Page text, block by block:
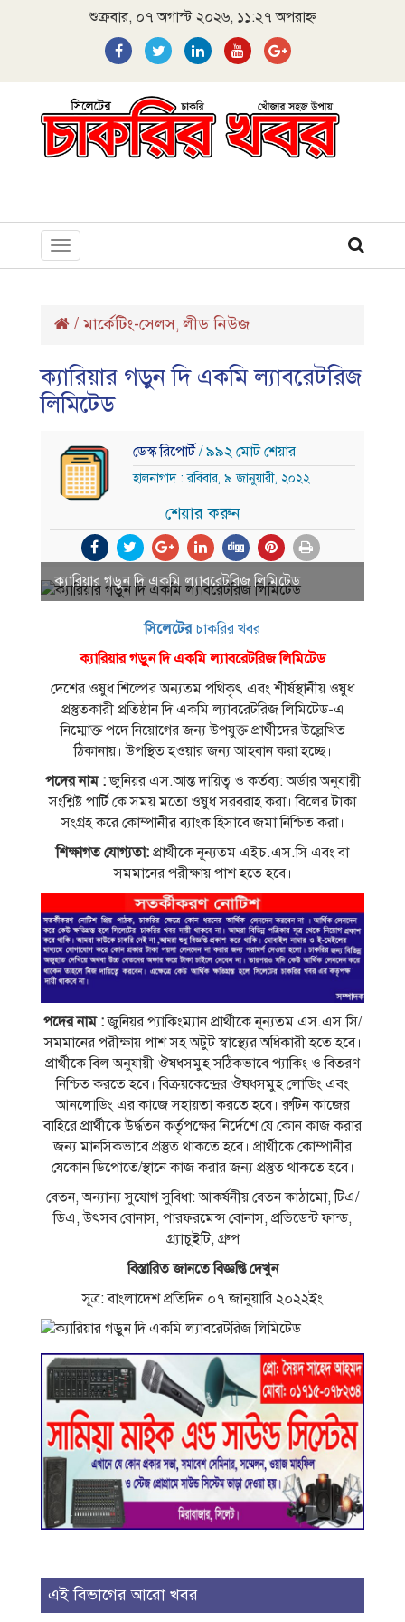
শুক্রবার, ০৭ অগাস্ট ২০২৬, ১১:২৭ অপরাহ্ন
Toggle
navigation
/মার্কেটিং-সেলস,লীড নিউজ
ক্যারিয়ার গড়ুন দি একমি ল্যাবরেটরিজ
লিমিটেড
ডেস্ক রিপোর্ট/ ৯৯২ মোট শেয়ার
হালনাগাদ : রবিবার, ৯ জানুয়ারী, ২০২২
শেয়ার করুন
ক্যারিয়ার গড়ুন দি একমি ল্যাবরেটরিজ লিমিটেড
সিলেটেরচাকরির খবর
ক্যারিয়ার গড়ুন দি একমি ল্যাবরেটরিজ লিমিটেড
দেশের ওষুধ শিল্পের অন্যতম পথিকৃৎ এবং শীর্ষস্থানীয় ওষুধ
প্রস্তুতকারী প্রতিষ্ঠান দি একমি ল্যাবরেটরিজ লিমিটেড-এ
নিম্মােক্ত পদে নিয়ােগের জন্য উপযুক্ত প্রার্থীদের উল্লেখিত
ঠিকানায়। উপস্থিত হওয়ার জন্য আহবান করা হচ্ছে।
পদের নাম :জুনিয়র এস.আন্ত দায়িত্ব ও কর্তব্য: অর্ডার অনুযায়ী
সংশ্লিষ্ট পার্টি কে সময় মতাে ওষুধ সরবরাহ করা। বিলের টাকা
সংগ্রহ করে কোম্পানীর ব্যাংক হিসাবে জমা নিশ্চিত করা।
শিক্ষাগত যােগ্যতা: প্রার্থীকে নূন্যতম এইচ.এস.সি এবং বা
সমমানের পরীক্ষায় পাশ হতে হবে।
পদের নাম :জুনিয়র প্যাকিংম্যান প্রার্থীকে নূন্যতম এস.এস.সি/
সমমানের পরীক্ষায় পাশ সহ অটুট স্বাস্থ্যের অধিকারী হতে হবে।
প্রার্থীকে বিল অনুযায়ী ঔষধসমুহ সঠিকভাবে প্যাকিং ও বিতরণ
নিশ্চিত করতে হবে। বিক্রয়কেন্দ্রের ঔষধসমুহ লােডিং এবং
আনলােডিং এর কাজে সহায়তা করতে হবে। রুটিন কাজের
বাহিরে প্রার্থীকে উর্দ্ধতন কর্তৃপক্ষের নির্দেশে যে কোন কাজ করার
জন্য মানসিকভাবে প্রস্তুত থাকতে হবে। প্রার্থীকে কোম্পানীর
যেকোন ডিপােতে/স্থানে কাজ করার জন্য প্রস্তুত থাকতে হবে।
বেতন, অন্যান্য সুযােগ সুবিধা: আকর্ষনীয় বেতন কাঠামাে, টিএ/
ডিএ, উৎসব বােনাস, পারফরমেন্স বােনাস, প্রভিডেন্ট ফান্ড,
গ্র্যাচুইটি, গ্রুপ
বিস্তারিত জানতে বিজ্ঞপ্তি দেখুন
সূত্র: বাংলাদেশ প্রতিদিন ০৭ জানুয়ারি ২০২২ইং
এই বিভাগের আরো খবর